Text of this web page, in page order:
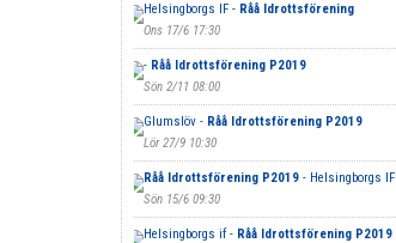
Helsingborgs IF - Råå Idrottsförening
Ons 17/6 17:30
- Råå Idrottsförening P2019
Sön 2/11 08:00
Glumslöv - Råå Idrottsförening P2019
Lör 27/9 10:30
Råå Idrottsförening P2019- Helsingborgs IF
Sön 15/6 09:30
Helsingborgs if - Råå Idrottsförening P2019